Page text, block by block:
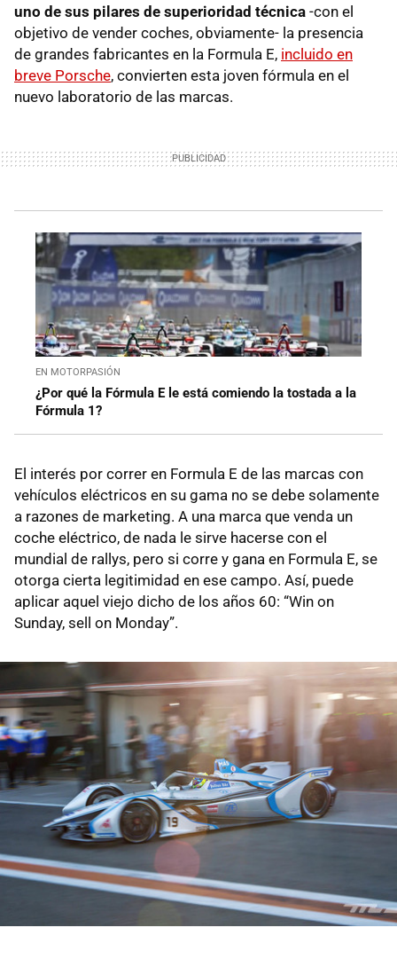
uno de sus pilares de superioridad técnica -con el
objetivo de vender coches, obviamente- la presencia
de grandes fabricantes en la Formula E, incluido en
breve Porsche, convierten esta joven fórmula en el
nuevo laboratorio de las marcas.
EN MOTORPASIÓN
¿Por qué la Fórmula E le está comiendo la tostada a la
Fórmula 1?
El interés por correr en Formula E de las marcas con
vehículos eléctricos en su gama no se debe solamente
a razones de marketing. A una marca que venda un
coche eléctrico, de nada le sirve hacerse con el
mundial de rallys, pero si corre y gana en Formula E, se
otorga cierta legitimidad en ese campo. Así, puede
aplicar aquel viejo dicho de los años 60: “Win on
Sunday, sell on Monday”.